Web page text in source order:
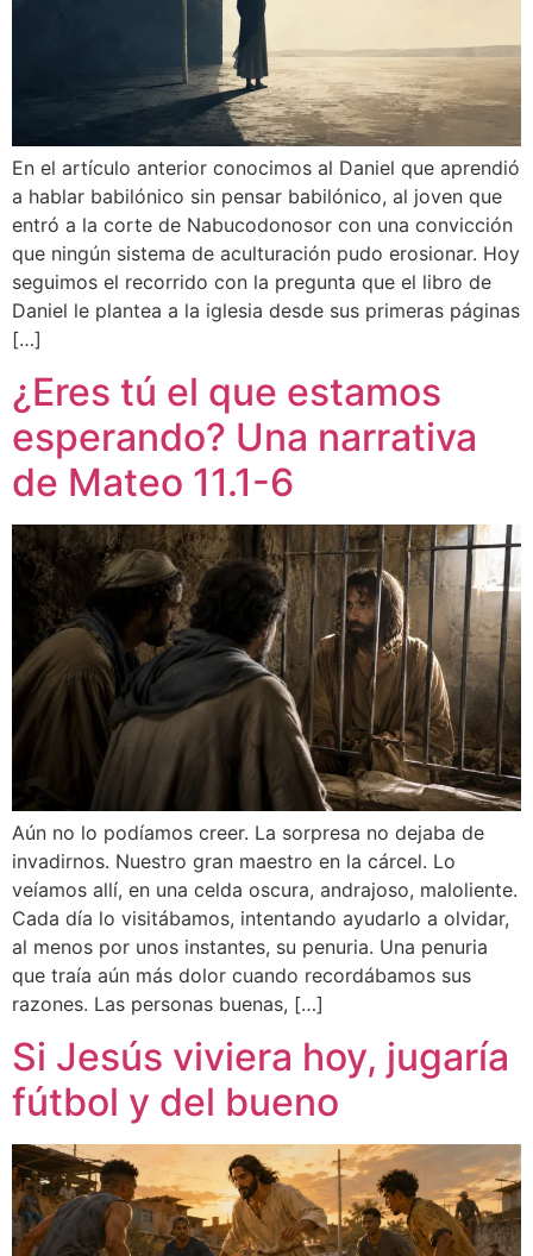
En el artículo anterior conocimos al Daniel que aprendió
a hablar babilónico sin pensar babilónico, al joven que
entró a la corte de Nabucodonosor con una convicción
que ningún sistema de aculturación pudo erosionar. Hoy
seguimos el recorrido con la pregunta que el libro de
Daniel le plantea a la iglesia desde sus primeras páginas
[…]
¿Eres tú el que estamos
esperando? Una narrativa
de Mateo 11.1-6
Aún no lo podíamos creer. La sorpresa no dejaba de
invadirnos. Nuestro gran maestro en la cárcel. Lo
veíamos allí, en una celda oscura, andrajoso, maloliente.
Cada día lo visitábamos, intentando ayudarlo a olvidar,
al menos por unos instantes, su penuria. Una penuria
que traía aún más dolor cuando recordábamos sus
razones. Las personas buenas, […]
Si Jesús viviera hoy, jugaría
fútbol y del bueno